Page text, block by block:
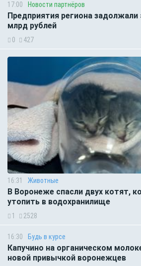
17:00 Новости партнёров
Предприятия региона задолжали
млрд рублей
0 427
16:31 Животные
В Воронеже спасли двух котят,
утопить в водохранилище
1 2528
16:30 Будь в курсе
Капучино на органическом
новой привычкой воронежцев